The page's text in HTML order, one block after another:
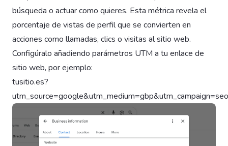
búsqueda o actuar como quieres. Esta métrica revela el
porcentaje de vistas de perfil que se convierten en
acciones como llamadas, clics o visitas al sitio web.
Configúralo añadiendo parámetros UTM a tu enlace de
sitio web, por ejemplo:
tusitio.es?